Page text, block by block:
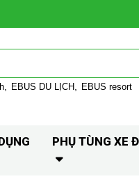
EBUS DU LỊCH EBUS resort
PHỤ TÙNG XE